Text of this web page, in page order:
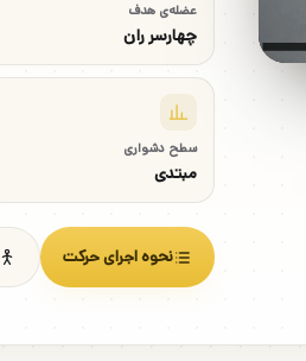
عضله‌ی هدف
چهارسر ران
سطح دشواری
مبتدی
نحوه اجرای حرکت